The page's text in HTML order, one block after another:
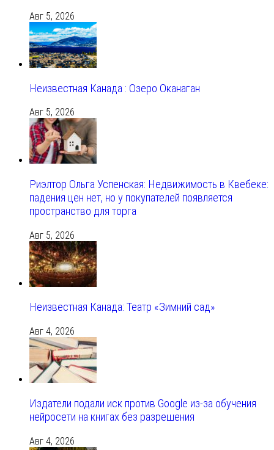
Авг 5, 2026
Неизвестная Канада : Озеро Оканаган
Авг 5, 2026
Риэлтор Ольга Успенская: Недвижимость в Квебеке:
падения цен нет, но у покупателей появляется
пространство для торга
Авг 5, 2026
Неизвестная Канада: Театр «Зимний сад»
Авг 4, 2026
Издатели подали иск против Google из‑за обучения
нейросети на книгах без разрешения
Авг 4, 2026